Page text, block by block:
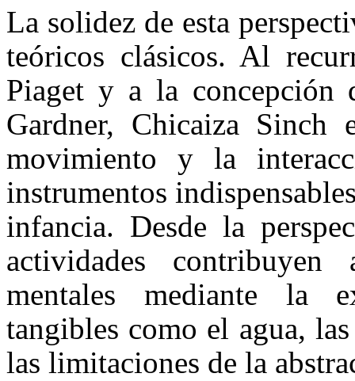
La solidez de esta
teóricos clásicos. Al
Piaget y a la concepción
Gardner, Chicaiza
movimiento y la
instrumentos
infancia. Desde la
actividades
mentales mediante la
tangibles como el agua,
las limitaciones de la